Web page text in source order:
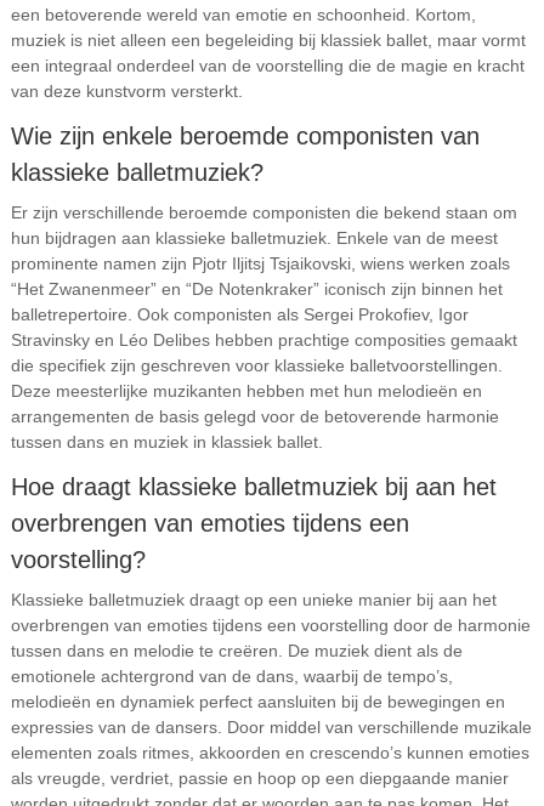
een betoverende wereld van emotie en schoonheid. Kortom,
muziek is niet alleen een begeleiding bij klassiek ballet, maar vormt
een integraal onderdeel van de voorstelling die de magie en kracht
van deze kunstvorm versterkt.
Wie zijn enkele beroemde componisten van
klassieke balletmuziek?
Er zijn verschillende beroemde componisten die bekend staan om
hun bijdragen aan klassieke balletmuziek. Enkele van de meest
prominente namen zijn Pjotr Iljitsj Tsjaikovski, wiens werken zoals
“Het Zwanenmeer” en “De Notenkraker” iconisch zijn binnen het
balletrepertoire. Ook componisten als Sergei Prokofiev, Igor
Stravinsky en Léo Delibes hebben prachtige composities gemaakt
die specifiek zijn geschreven voor klassieke balletvoorstellingen.
Deze meesterlijke muzikanten hebben met hun melodieën en
arrangementen de basis gelegd voor de betoverende harmonie
tussen dans en muziek in klassiek ballet.
Hoe draagt klassieke balletmuziek bij aan het
overbrengen van emoties tijdens een
voorstelling?
Klassieke balletmuziek draagt op een unieke manier bij aan het
overbrengen van emoties tijdens een voorstelling door de harmonie
tussen dans en melodie te creëren. De muziek dient als de
emotionele achtergrond van de dans, waarbij de tempo’s,
melodieën en dynamiek perfect aansluiten bij de bewegingen en
expressies van de dansers. Door middel van verschillende muzikale
elementen zoals ritmes, akkoorden en crescendo’s kunnen emoties
als vreugde, verdriet, passie en hoop op een diepgaande manier